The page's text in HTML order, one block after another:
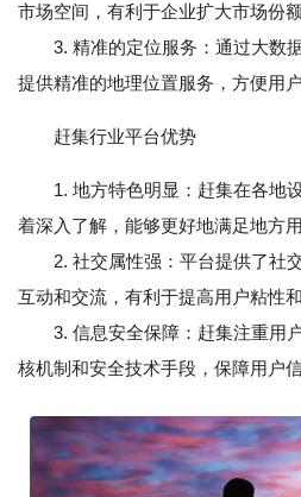
市场空间，有利于企业扩大市场份
3. 精准的定位服务：通过大数据
提供精准的地理位置服务，方便用
赶集行业平台优势
1. 地方特色明显：赶集在各地
着深入了解，能够更好地满足地方
2. 社交属性强：平台提供了社
互动和交流，有利于提高用户粘性和
3. 信息安全保障：赶集注重用
核机制和安全技术手段，保障用户信